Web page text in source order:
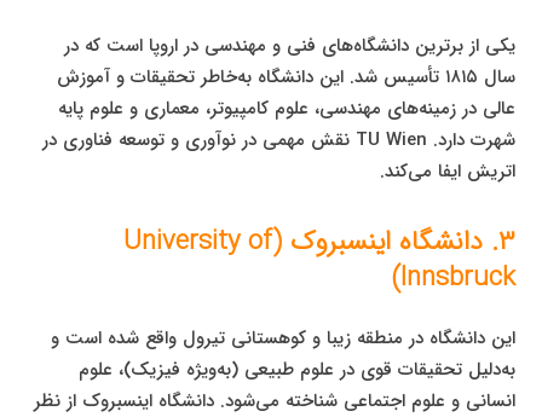
یکی از برترین دانشگاه‌های فنی و مهندسی در اروپا است که در
سال ۱۸۱۵ تأسیس شد. این دانشگاه به‌خاطر تحقیقات و آموزش
عالی در زمینه‌های مهندسی، علوم کامپیوتر، معماری و علوم پایه
شهرت دارد. TU Wien نقش مهمی در نوآوری و توسعه فناوری در
اتریش ایفا می‌کند.
۳. دانشگاه اینسبروک (University of
Innsbruck)
این دانشگاه در منطقه زیبا و کوهستانی تیرول واقع شده است و
به‌دلیل تحقیقات قوی در علوم طبیعی (به‌ویژه فیزیک)، علوم
انسانی و علوم اجتماعی شناخته می‌شود. دانشگاه اینسبروک از نظر